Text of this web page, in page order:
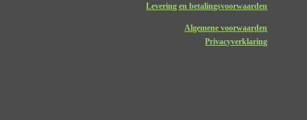
Levering en betalingsvoorwaarden
Algemene voorwaarden
Privacyverklaring